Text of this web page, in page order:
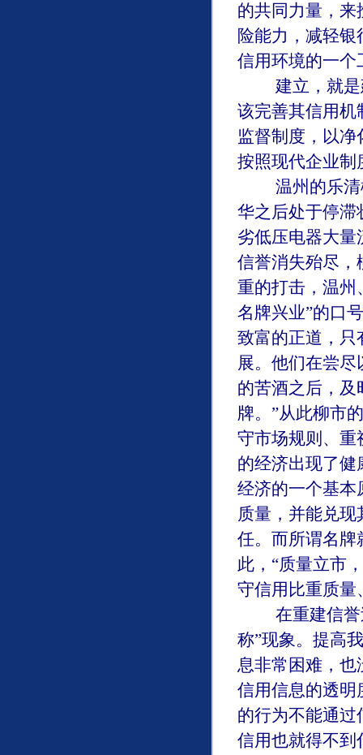
的共同力量，
险能力，减轻
信用环境的一个
建立，就是建
该完善其信用机
监督制度，以
按照现代企业制
温州的乐清柳
华之后处于停滞
劣低压电器大量
信誉消失殆尽，
重的打击，温州
名牌兴业”的口
致富的正道，只
展。他们在尝
的苦酒之后，
牌。”从此柳市
守市场规则、重
的经济出现了
经济的一个基本
质量，并能兑
任。而所谓名牌
此，“质量立市
守信用比重质量
在重建信誉过
称”现象。提高
息非常困难，
信用信息的透明
的行为不能通
信用也就得不到